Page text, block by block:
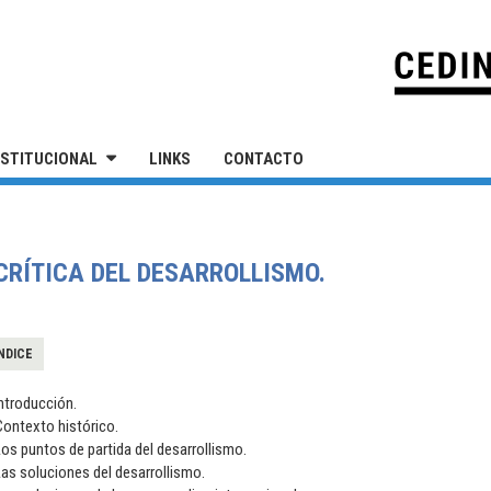
LINKS CONTACTO
DEL DESARROLLISMO.
histórico.
puntos de partida del desarrollismo.
soluciones del desarrollismo.